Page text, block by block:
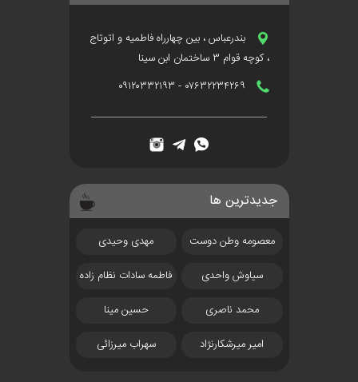
بندرعباس ، بین چهارراه فاطمیه و اتوتاج
، کوچه قوام ۳ ساختمان ابن سینا
جدیدترین ها
معصومه وطن دوست
مهدی وحیدی
سیاوش واحدی
فاطمه سادات نظام زاده
محمد ناصری
حسین مینا
امیر میرشکارنژاد
سهراب میرزائی